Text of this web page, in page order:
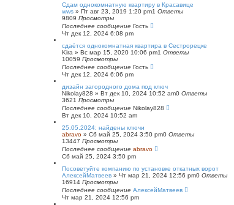
Сдам однокомнатную квартиру в Красавице
wws » Пт авг 23, 2019 1:20 pm1 Ответы
9809 Просмотры
Последнее сообщение Гость
Чт дек 12, 2024 6:08 pm
сдаётся однокомнатная квартира в Сестрорецке
Kira » Вс мар 15, 2020 10:06 pm1 Ответы
10059 Просмотры
Последнее сообщение Гость
Чт дек 12, 2024 6:06 pm
дизайн загородного дома под ключ
Nikolay828 » Вт дек 10, 2024 10:52 am0 Ответы
3621 Просмотры
Последнее сообщение Nikolay828
Вт дек 10, 2024 10:52 am
25.05.2024: найдены ключи
abravo » Сб май 25, 2024 3:50 pm0 Ответы
13447 Просмотры
Последнее сообщение abravo
Сб май 25, 2024 3:50 pm
Посоветуйте компанию по установке откатных ворот
АлексейМатвеев » Чт мар 21, 2024 12:56 pm0 Ответы
16914 Просмотры
Последнее сообщение АлексейМатвеев
Чт мар 21, 2024 12:56 pm